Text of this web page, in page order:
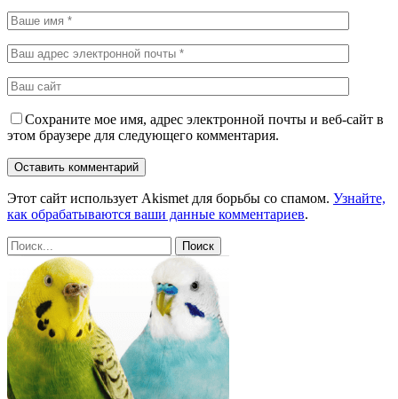
Сохраните мое имя, адрес электронной почты и веб-сайт в
этом браузере для следующего комментария.
Этот сайт использует Akismet для борьбы со спамом. Узнайте,
как обрабатываются ваши данные комментариев.